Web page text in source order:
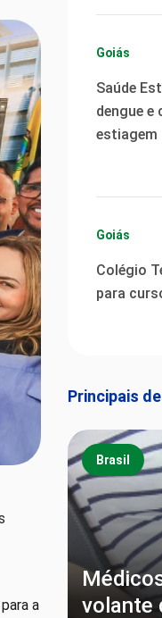
a
Goiás
Saúde
dengue e
estiagem
Goiás
Colégio
para
Principais
Brasil
volante